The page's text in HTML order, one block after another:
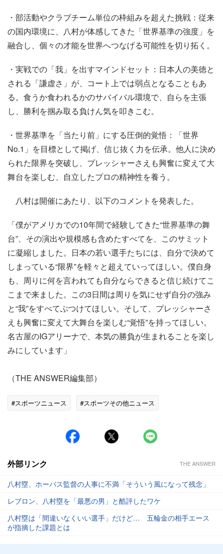
・部活動やクラブチーム単位の枠組みを超えた挑戦：従来
の国内環境に、八村が体感してきた「世界基準の強度」を
融合し、個々の才能を世界へつなげる可能性を切り拓く。
・実戦での「我」を出すマインドセット：日本人の美徳と
される「謙虚さ」が、コート上では弱点となることもあ
る。食うか食われるかのサバイバル環境で、自らを主張
し、勝利を掴み取る負けん気を叩きこむ。
・世界基準を「当たり前」にする圧倒的覚悟：「世界
No.1」を目標として掲げ、信じ抜く力を伝承。他人に決め
られた限界を突破し、プレッシャーさえも興奮に変えて大
舞台を楽しむ、自立したプロの精神性を養う。
八村は開催にあたり、以下のコメントを発表した。
「僕がアメリカでの10年間で経験してきた“世界基準の舞
台”、その演出や規模感も含めたすべてを、このサミット
に凝縮しました。日本の若い選手たちには、自分で決めて
しまっている“限界”を軽々と超えていってほしい。僕自身
も、周りに何を言われても自分ならできると信じ続けてこ
こまで来ました。この3日間は周りを気にせず自分の強み
と“我”をすべてぶつけてほしい。そして、プレッシャーさ
えも興奮に変えて大舞台を楽しむ“覚悟”を持ってほしい。
名古屋のIGアリーナで、本気の勝負が生まれることを楽し
みにしています」
（THE ANSWER編集部）
#スポーツニュース #スポーツその他ニュース
外部リンク THE ANSWER
八村塁、ホーバス監督の人事に不満「そういう風になって残念」
レブロン、八村塁を「最悪の男」と酷評したワケ
八村塁は「間違いなくいい選手」だけど… 五輪金の相手エース
が指摘した課題とは